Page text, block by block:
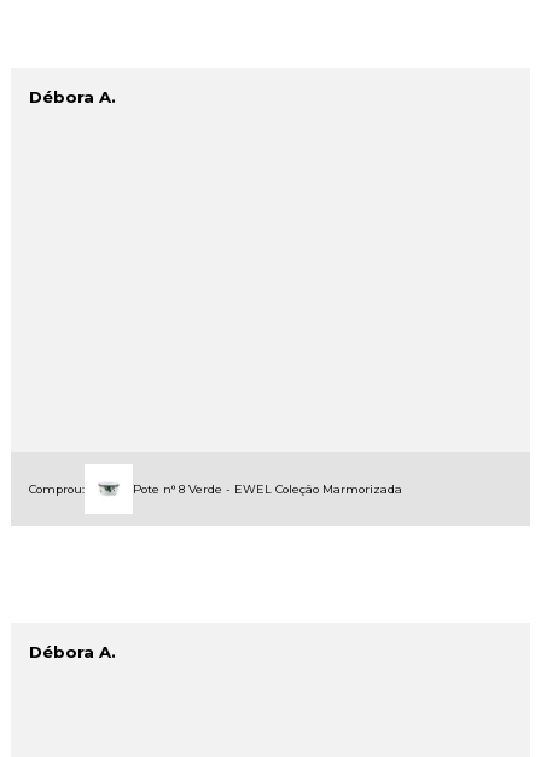
Débora A.
Comprou: Pote n° 8 Verde - EWEL Coleção Marmorizada
Débora A.